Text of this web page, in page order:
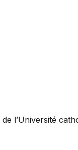
de l’Université